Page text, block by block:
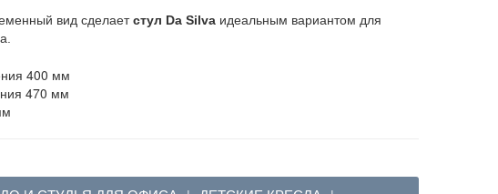
вид сделаетстул Da Silva идеальным вариантом для
400 мм
470 мм